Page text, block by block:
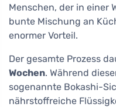
Menschen, der in einer
bunte Mischung an
enormer Vorteil.
Der gesamte Prozess
Wochen. Während
sogenannte Bokashi-
nährstoffreiche